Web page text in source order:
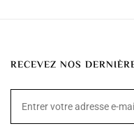
RECEVEZ NOS